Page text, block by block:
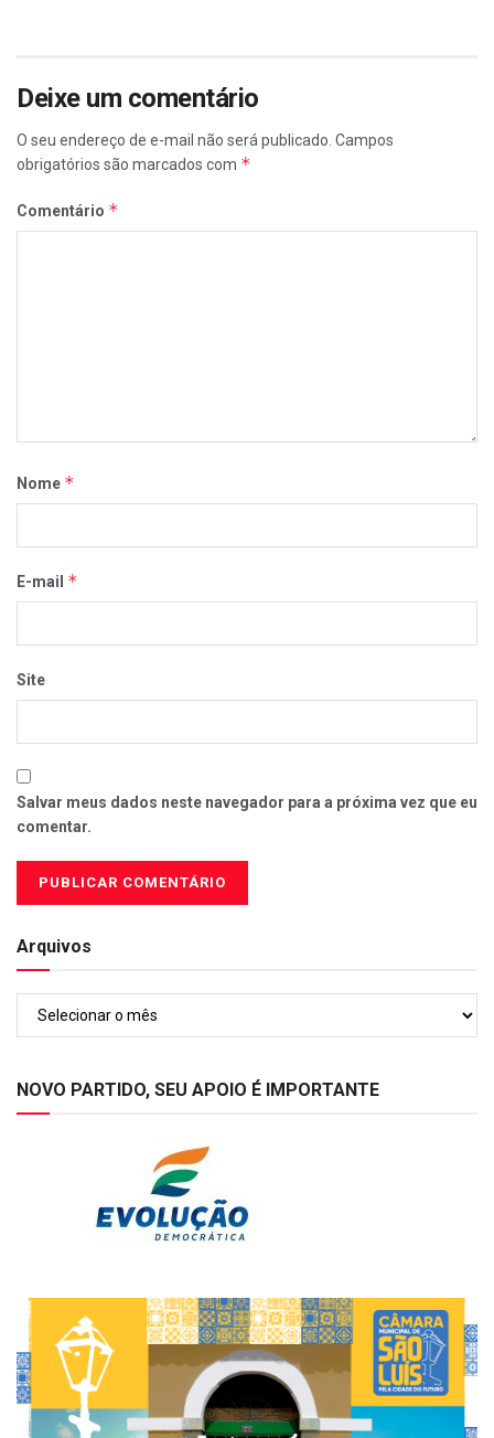
Deixe um comentário
O seu endereço de e-mail não será publicado. Campos
obrigatórios são marcados com *
Comentário *
Nome *
E-mail *
Site
Salvar meus dados neste navegador para a próxima vez que eu
comentar.
Arquivos
NOVO PARTIDO, SEU APOIO É IMPORTANTE